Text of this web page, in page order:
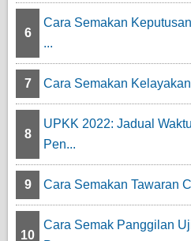
6
Cara Semakan
...
7 Cara Semakan
8
UPKK 2022: Jadual
Pen...
9 Cara Semakan Tawaran
10
Cara Semak Panggilan